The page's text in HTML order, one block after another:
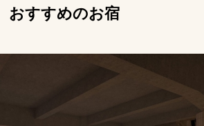
おすすめのお宿